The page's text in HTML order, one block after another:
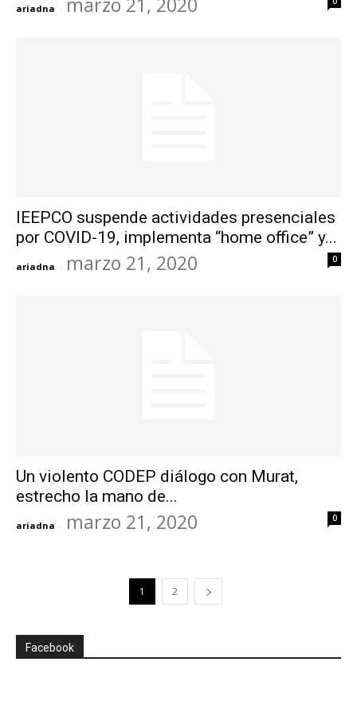
ariadna -
IEEPCO suspende actividades presenciales
por COVID-19, implementa “home office” y...
ariadna - marzo 21, 2020 0
Un violento CODEP diálogo con Murat,
estrecho la mano de...
ariadna - marzo 21, 2020 0
1 2
Facebook